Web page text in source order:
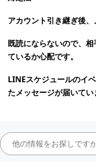
アカウント引き継ぎ後
既読にならないので、
ているか心配です。
LINEスケジュールのイ
たメッセージが届いてい